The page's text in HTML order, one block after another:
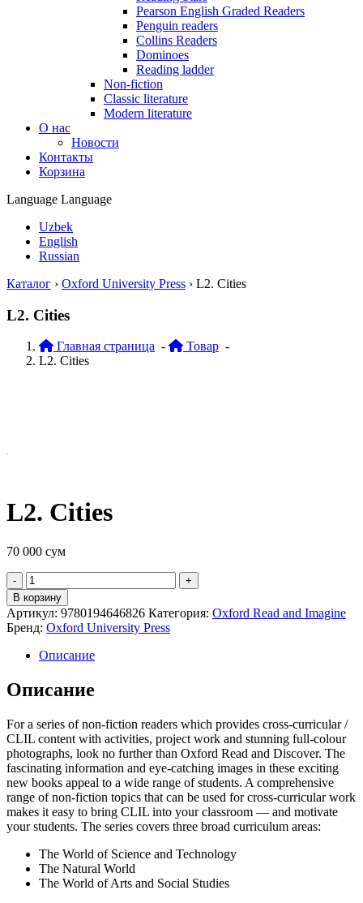
Pearson English Graded Readers
Penguin readers
Collins Readers
Dominoes
Reading ladder
Non-fiction
Classic literature
Modern literature
О нас
Новости
Контакты
Корзина
Language Language
Uzbek
English
Russian
Каталог › Oxford University Press › L2. Cities
L2. Cities
Главная страница - Товар -
L2. Cities
L2. Cities
70 000 сум
Quantity
В корзину
Артикул: 9780194646826 Категория: Oxford Read and Imagine
Бренд: Oxford University Press
Описание
Описание
For a series of non-fiction readers which provides cross-curricular /
CLIL content with activities, project work and stunning full-colour
photographs, look no further than Oxford Read and Discover. The
fascinating information and eye-catching images in these exciting
new books appeal to a wide range of students. A comprehensive
range of non-fiction topics that can be used for cross-curricular work
makes it easy to bring CLIL into your classroom — and motivate
your students. The series covers three broad curriculum areas:
The World of Science and Technology
The Natural World
The World of Arts and Social Studies